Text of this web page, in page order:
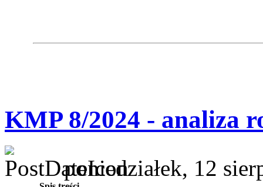
KMP 8/2024 - analiza
poniedziałek, 12